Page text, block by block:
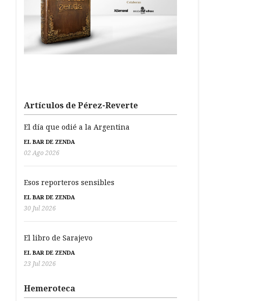
Artículos de Pérez-Reverte
El día que odié a la Argentina
EL BAR DE ZENDA
02 Ago 2026
Esos reporteros sensibles
EL BAR DE ZENDA
30 Jul 2026
El libro de Sarajevo
EL BAR DE ZENDA
23 Jul 2026
Hemeroteca